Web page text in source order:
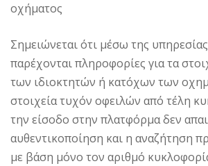
οχήματος
Σημειώνεται ότι μέσω της
παρέχονται πληροφορίες για τα
των ιδιοκτητών ή κατόχων των
στοιχεία τυχόν οφειλών από τέλη
την είσοδο στην πλατφόρμα δεν
αυθεντικοποίηση και η αναζήτηση
με βάση μόνο τον αριθμό